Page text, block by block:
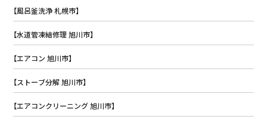
【風呂釜洗浄 札幌市】
【水道管凍結修理 旭川市】
【エアコン 旭川市】
【ストーブ分解 旭川市】
【エアコンクリーニング 旭川市】